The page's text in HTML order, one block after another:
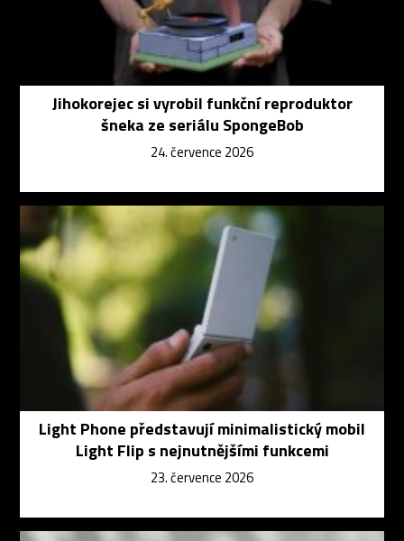
Jihokorejec si vyrobil funkční reproduktor
šneka ze seriálu SpongeBob
24. července 2026
Light Phone představují minimalistický mobil
Light Flip s nejnutnějšími funkcemi
23. července 2026